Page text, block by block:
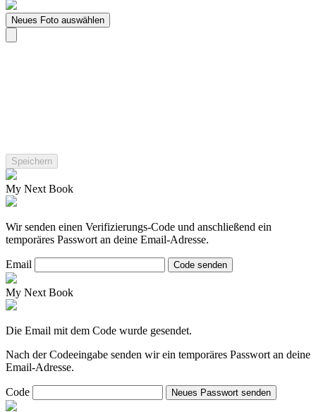
Neues Foto auswählen
My Next Book
Wir senden einen Verifizierungs-Code und anschließend ein
temporäres Passwort an deine Email-Adresse.
Email Code senden
My Next Book
Die Email mit dem Code wurde gesendet.
Nach der Codeeingabe senden wir ein temporäres Passwort an deine
Email-Adresse.
Code Neues Passwort senden